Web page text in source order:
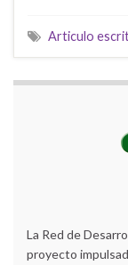
Articulo
La Red de
proyecto